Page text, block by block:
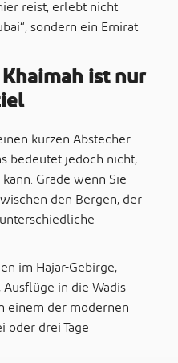
reist, erlebt nicht
sondern ein Emirat
ist nur
kurzen Abstecher
bedeutet jedoch nicht,
Grade wenn Sie
den Bergen, der
im Hajar-Gebirge,
in die Wadis
einem der modernen
oder drei Tage